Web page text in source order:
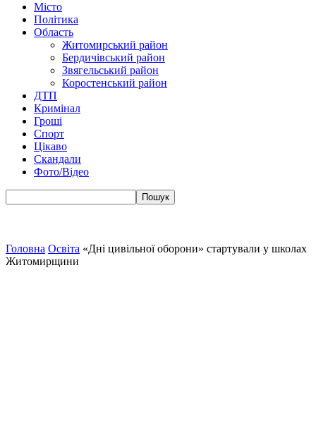
Місто
Політика
Область
Житомирський район
Бердичівський район
Звягельський район
Коростенський район
ДТП
Кримінал
Гроші
Спорт
Цікаво
Скандали
Фото/Відео
Головна Освіта «Дні цивільної оборони» стартували у школах
Житомирщини